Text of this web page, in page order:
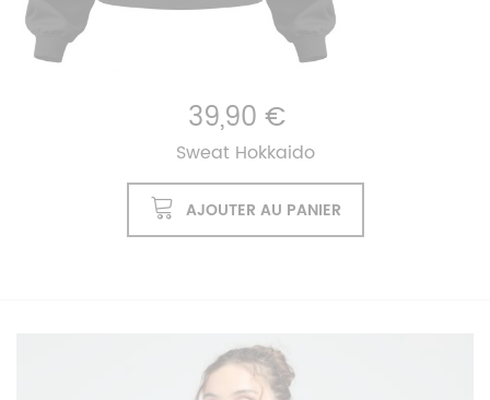
39,90 €
Sweat Hokkaido
AJOUTER AU PANIER